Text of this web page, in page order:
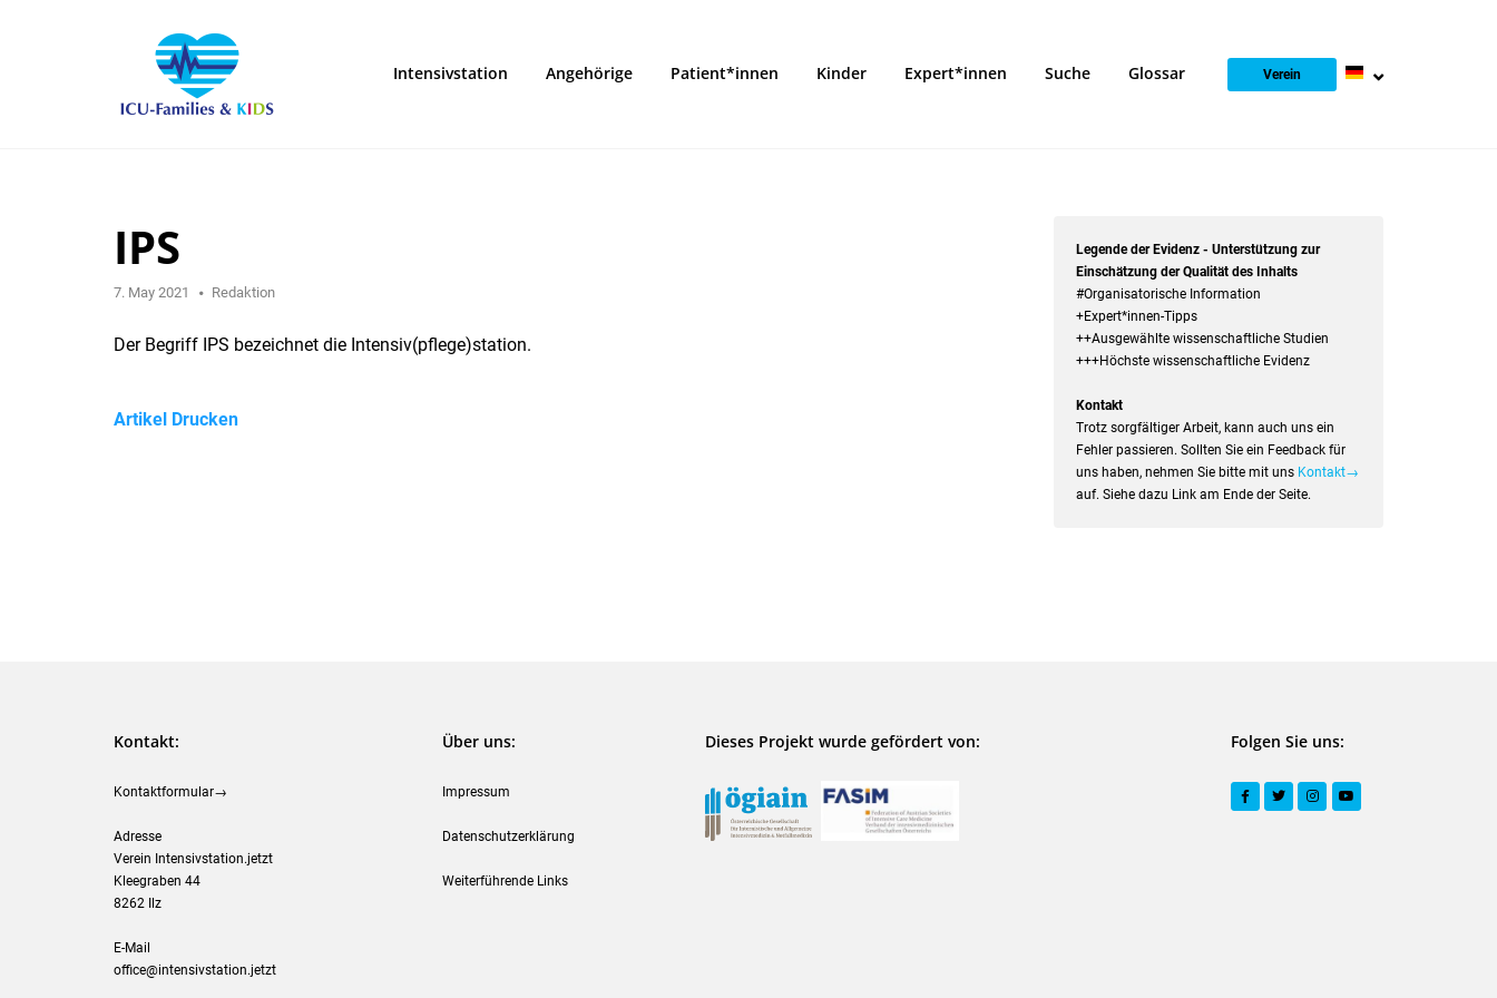
Intensivstation Angehörige Patient*innen Kinder Expert*innen Suche Glossar Verein
IPS
7. May 2021 Redaktion
Der Begriff IPS bezeichnet die Intensiv(pflege)station.
Artikel Drucken
Legende der Evidenz - Unterstützung zur
Einschätzung der Qualität des Inhalts
#Organisatorische Information
+Expert*innen-Tipps
++Ausgewählte wissenschaftliche Studien
+++Höchste wissenschaftliche Evidenz
Kontakt
Trotz sorgfältiger Arbeit, kann auch uns ein
Fehler passieren. Sollten Sie ein Feedback für
uns haben, nehmen Sie bitte mit uns Kontakt→
auf. Siehe dazu Link am Ende der Seite.
Kontakt:
Kontaktformular→
Adresse
Verein Intensivstation.jetzt
Kleegraben 44
8262 Ilz
E-Mail
office@intensivstation.jetzt
Über uns:
Impressum
Datenschutzerklärung
Weiterführende Links
Dieses Projekt wurde gefördert von: Folgen Sie uns: